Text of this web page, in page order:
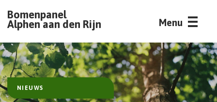
Bomenpanel
Alphen aan den Rijn Menu
NIEUWS